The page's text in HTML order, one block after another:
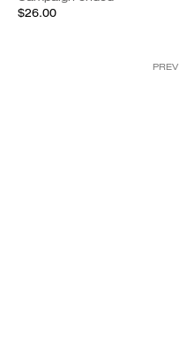
$26.00
PREV